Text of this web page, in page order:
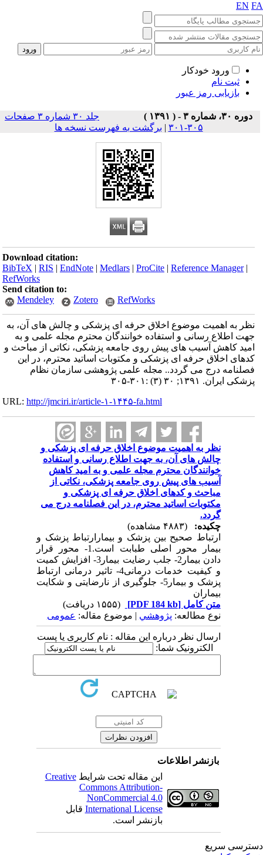
EN
ورود خودکار
ثبت نام
بازیابی رمز عبور
دوره ۳۰، شماره ۳ - ( ۱۳۹۱ )
جلد ۳۰ شماره ۳ صفحات
۳۰۵-۳۰۱
| برگشت به فهرست نسخه ها
Download citation:
BibTeX |RIS |EndNote |Medlars |ProCite |Reference Manager
RefWorks
Send citation to:
Mendeley
Zotero RefWorks
نظر به اهمیت موضوع اخلاق حرفه ای پزشکی و چالش های آن، به
جهت اطلاع رسانی و استفاده خوانندگان محترم مجله علمی و به
امید کاهش آسیب های پیش روی جامعه پزشکی، نکاتی از مباحث و
کدهای اخلاق حرفه ای پزشکی و مکتوبات اساتید محترم، در این
فصلنامه درج می گردد.. مجله علمی پژوهشی سازمان نظام
پزشکی ایران. ۱۳۹۱; ۳۰ (۳) :۳۰۱-۳۰۵
URL:http://jmciri.ir/article-۱-۱۴۴۵-fa.html
نظر به اهمیت موضوع اخلاق حرفه ای پزشکی و
چالش های آن، به جهت اطلاع رسانی و استفاده
خوانندگان محترم مجله علمی و به امید کاهش
آسیب های پیش روی جامعه پزشکی، نکاتی از
مباحث و کدهای اخلاق حرفه ای پزشکی و
مکتوبات اساتید محترم، در این فصلنامه درج می
گردد.
چکیده:
ارتباط صحیح بین پزشک و بیمارارتباط پزشک و
بیمار محور اصلی طبابت است.1- محور قرار
دادن بیمار2- جلب رضایت بیمار3- افزایش کمیت
و کیفیت خدمات درمانی4- تاثیر درمانی ارتباط
پزشک و بیمار5- جلوگیری از نارضایتی و شکایت
بیماران
متن کامل[PDF 184 kb]
نوع مطالعه:پژوهشي| موضوع مقاله:عمومى
ارسال نظر درباره این مقاله : نام کاربری یا پست
الکترونیک شما:
بازنشر اطلاعات
این مقاله تحت شرایطCreative
Commons Attribution-
NonCommercial 4.0
International Licenseقابل
بازنشر است.
سریع